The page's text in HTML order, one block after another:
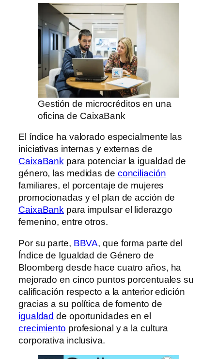
Gestión de microcréditos en una
oficina de CaixaBank
El índice ha valorado especialmente las
iniciativas internas y externas de
CaixaBank para potenciar la igualdad de
género, las medidas de conciliación
familiares, el porcentaje de mujeres
promocionadas y el plan de acción de
CaixaBank para impulsar el liderazgo
femenino, entre otros.
Por su parte, BBVA, que forma parte del
Índice de Igualdad de Género de
Bloomberg desde hace cuatro años, ha
mejorado en cinco puntos porcentuales su
calificación respecto a la anterior edición
gracias a su política de fomento de
igualdad de oportunidades en el
crecimiento profesional y a la cultura
corporativa inclusiva.